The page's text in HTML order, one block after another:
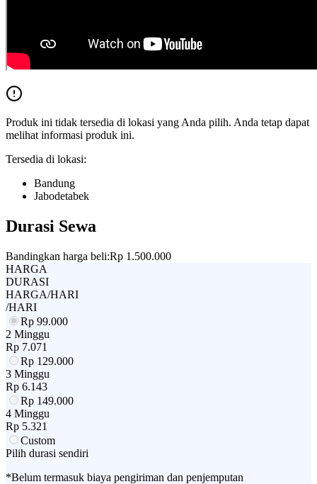
Produk ini tidak tersedia di lokasi yang Anda pilih. Anda tetap dapat
melihat informasi produk ini.
Tersedia di lokasi:
Bandung
Jabodetabek
Durasi Sewa
Bandingkan harga beli:Rp 1.500.000
HARGA
DURASI
HARGA/HARI
/HARI
Rp 99.000
2 Minggu
Rp 7.071
Rp 129.000
3 Minggu
Rp 6.143
Rp 149.000
4 Minggu
Rp 5.321
Custom
Pilih durasi sendiri
*Belum termasuk biaya pengiriman dan penjemputan